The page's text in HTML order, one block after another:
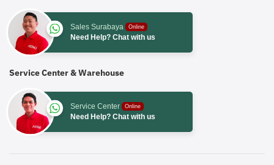
Sales Surabaya Online
Need Help? Chat with us
Service Center & Warehouse
Service Center Online
Need Help? Chat with us